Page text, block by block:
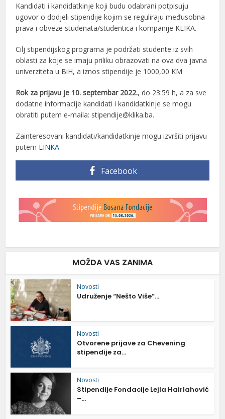
Kandidati i kandidatkinje koji budu odabrani potpisuju
ugovor o dodjeli stipendije kojim se reguliraju međusobna
prava i obveze studenata/studentica i kompanije KLIKA.
Cilj stipendijskog programa je podržati studente iz svih
oblasti za koje se imaju priliku obrazovati na ova dva javna
univerziteta u BiH, a iznos stipendije je 1000,00 KM
Rok za prijavu je 10. septembar 2022., do 23:59 h, a za sve
dodatne informacije kandidati i kandidatkinje se mogu
obratiti putem e-maila: stipendije@klika.ba.
Zainteresovani kandidati/kandidatkinje mogu izvršiti prijavu
putem LINKA
Facebook
MOŽDA VAS ZANIMA
Novosti
Udruženje “Nešto Više”...
Novosti
Otvorene prijave za Chevening
stipendije za...
Novosti
Stipendije Fondacije Lejla Hairlahović
–...